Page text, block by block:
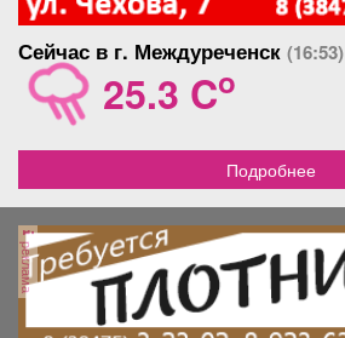
Сейчас в г. Междуреченск (16:53)
25.3 Co
Подробнее
реклама